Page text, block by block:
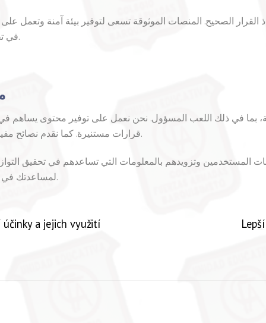
الصحيح. المنصات الموثوقة تسعى لتوفير بيئة آمنة وتعمل
في تحسين تجربة المستخدم بشكل عام.
في ذلك اللعب المسؤول. نحن نعمل على توفير محتوى يساهم في
قرارات مستنيرة. كما نقدم نصائح مفيدة لضمان تجربة لعب آمنة وممتعة.
المستخدمين وتزويدهم بالمعلومات التي تساعدهم في تحقيق
لمساعدتك في الاستمتاع بوقتك بشكل آمن وممتع.
a jejich využití